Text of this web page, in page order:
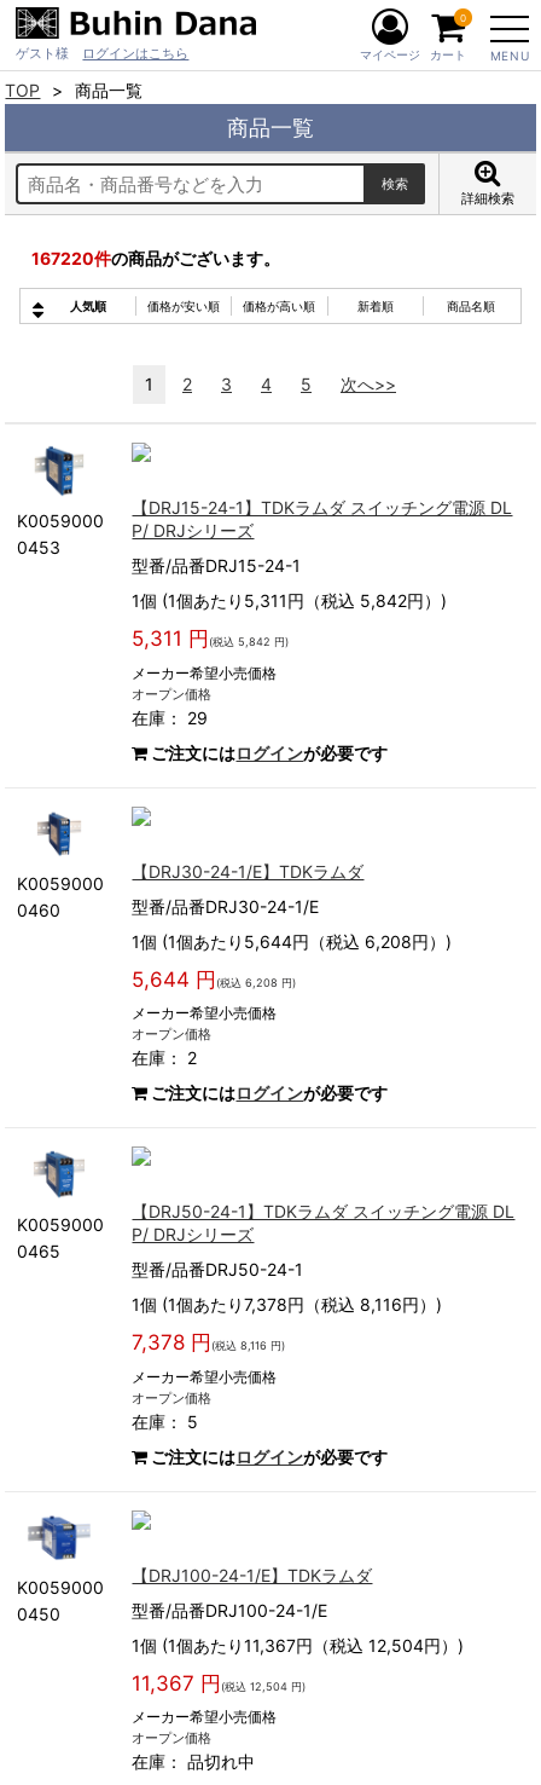
ゲスト様 ログインはこちら MENU
マイページ カート
0
TOP 商品一覧
商品一覧
詳細検索
167220件の商品がございます。
人気順 価格が安い順 価格が高い順 新着順 商品名順
1 2 3 4 5 次へ>>
K0059000
0453
【DRJ15-24-1】TDKラムダ スイッチング電源 DL
P/ DRJシリーズ
型番/品番DRJ15-24-1
1個 (1個あたり5,311円（税込 5,842円）)
5,311 円 (税込 5,842 円)
メーカー希望小売価格
オープン価格
在庫： 29
ご注文にはログインが必要です
K0059000
0460
【DRJ30-24-1/E】TDKラムダ
型番/品番DRJ30-24-1/E
1個 (1個あたり5,644円（税込 6,208円）)
5,644 円 (税込 6,208 円)
メーカー希望小売価格
オープン価格
在庫： 2
ご注文にはログインが必要です
K0059000
0465
【DRJ50-24-1】TDKラムダ スイッチング電源 DL
P/ DRJシリーズ
型番/品番DRJ50-24-1
1個 (1個あたり7,378円（税込 8,116円）)
7,378 円 (税込 8,116 円)
メーカー希望小売価格
オープン価格
在庫： 5
ご注文にはログインが必要です
K0059000
0450
【DRJ100-24-1/E】TDKラムダ
型番/品番DRJ100-24-1/E
1個 (1個あたり11,367円（税込 12,504円）)
11,367 円 (税込 12,504 円)
メーカー希望小売価格
オープン価格
在庫：品切れ中